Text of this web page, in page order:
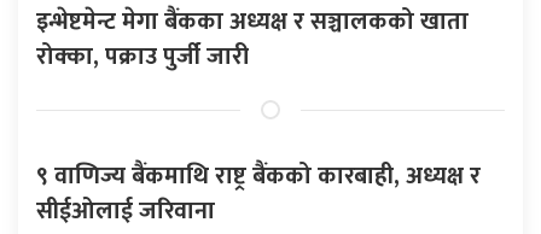
इन्भेष्टमेन्ट मेगा बैंकका अध्यक्ष र सञ्चालकको खाता
रोक्का, पक्राउ पुर्जी जारी
९ वाणिज्य बैंकमाथि राष्ट्र बैंकको कारबाही, अध्यक्ष र
सीईओलाई जरिवाना